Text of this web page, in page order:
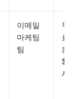
이메일
마케팅
팀
무
료
은
시